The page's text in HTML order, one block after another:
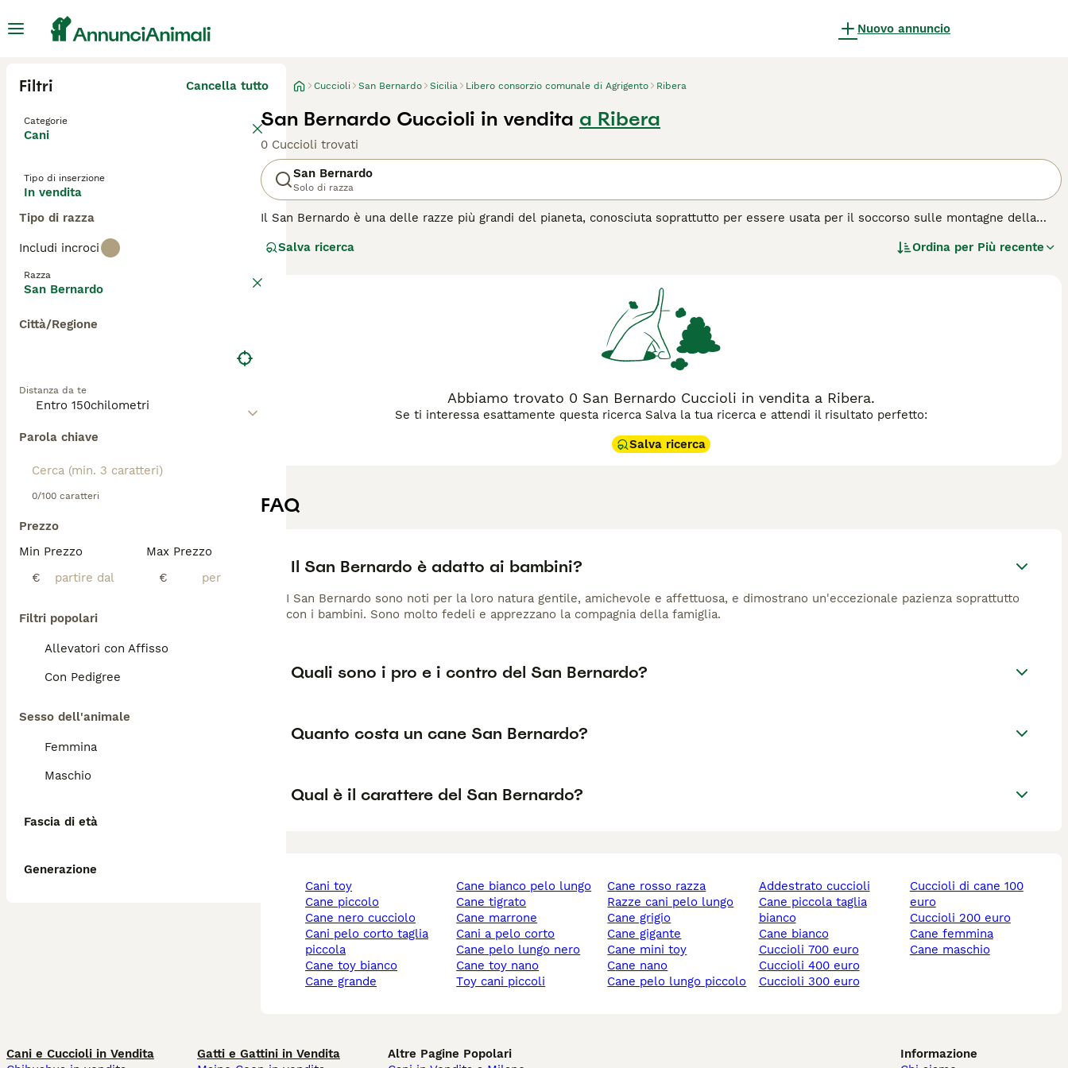
Nuovo annuncio
Filtri Cancella tutto
Categorie
Cani
Tipo di inserzione
In vendita
Tipo di razza
Includi incroci
Razza
San Bernardo
Città/Regione
Distanza da te
Parola chiave
0/100 caratteri
Prezzo
Min Prezzo
€
Max Prezzo
€
Filtri popolari
Allevatori con Affisso
Con Pedigree
Sesso dell'animale
Femmina
Maschio
Fascia di età
Generazione
Cuccioli San Bernardo Sicilia Libero consorzio comunale di Agrigento Ribera
San Bernardo Cuccioli in vendita a Ribera
0 Cuccioli trovati
San Bernardo
Solo di razza
Il San Bernardo è una delle razze più grandi del pianeta, conosciuta soprattutto per essere usata per il soccorso sulle montagne della
nei cuori e nelle case di molte persone in tutto il mondo grazie alla loro natura amichevole, paziente e affettuosa, soprattutto quando si
per informazioni su questa razza di cane.
Salva ricerca Ordina per Più recente
Abbiamo trovato 0 San Bernardo Cuccioli in vendita a Ribera.
Se ti interessa esattamente questa ricerca Salva la tua ricerca e attendi il risultato perfetto:
Salva ricerca
FAQ
Il San Bernardo è adatto ai bambini?
I San Bernardo sono noti per la loro natura gentile, amichevole e affettuosa, e dimostrano un'eccezionale pazienza soprattutto
con i bambini. Sono molto fedeli e apprezzano la compagnia della famiglia.
Quali sono i pro e i contro del San Bernardo?
Quanto costa un cane San Bernardo?
Qual è il carattere del San Bernardo?
cani toy
cane piccolo
cane nero cucciolo
cani pelo corto taglia
piccola
cane toy bianco
cane grande
cane bianco pelo lungo
cane tigrato
cane marrone
cani a pelo corto
cane pelo lungo nero
cane toy nano
toy cani piccoli
cane rosso razza
razze cani pelo lungo
cane grigio
cane gigante
cane mini toy
cane nano
cane pelo lungo piccolo
addestrato cuccioli
cane piccola taglia
bianco
cane bianco
cuccioli 700 euro
cuccioli 400 euro
cuccioli 300 euro
cuccioli di cane 100
euro
cuccioli 200 euro
cane femmina
cane maschio
Cani e Cuccioli in Vendita
Gatti e Gattini in Vendita
Altre Pagine Popolari
Informazione